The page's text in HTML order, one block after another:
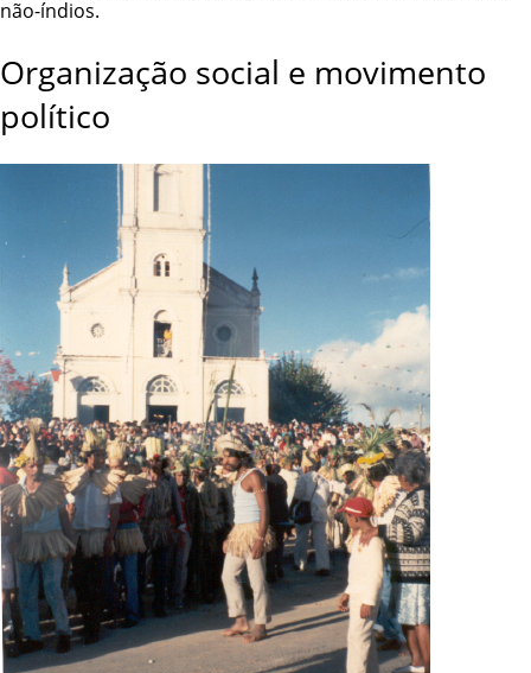
não-índios.
Organização social e movimento
político